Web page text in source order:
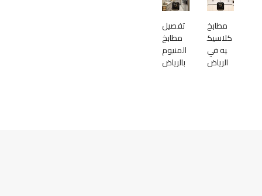
مطابخ
كلاسيك
يه في
الرياض
تفصيل
مطابخ
المنيوم
بالرياض